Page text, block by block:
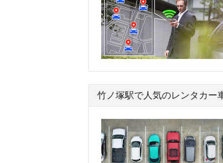
竹ノ塚駅で人気のレンタカー